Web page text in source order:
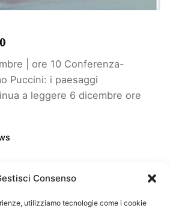
Consenso
utilizziamo tecnologie come i cookie
| ore 10 Conferenza-
Puccini: i paesaggi
a leggere 6 dicembre ore